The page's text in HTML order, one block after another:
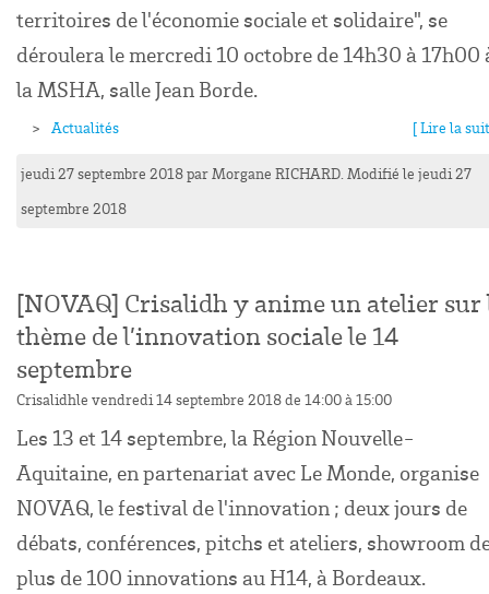
territoires de l'économie sociale et solidaire", se
déroulera le mercredi 10 octobre de 14h30 à 17h00
la MSHA, salle Jean Borde.
Actualités [ Lire la
jeudi 27 septembre 2018parMorgane RICHARD. Modifié le jeudi 27
septembre 2018
[NOVAQ] Crisalidh y anime un atelier sur
thème de l’innovation sociale le 14
septembre
Crisalidhle vendredi 14 septembre 2018 de 14:00 à 15:00
Les 13 et 14 septembre, la Région Nouvelle-
Aquitaine, en partenariat avec Le Monde, organise
NOVAQ, le festival de l'innovation ; deux jours de
débats, conférences, pitchs et ateliers, showroom
plus de 100 innovations au H14, à Bordeaux.